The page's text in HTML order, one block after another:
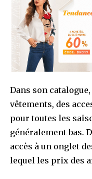
Dans son
vêtements, des
pour toutes les
généralement bas.
accès à un onglet
lequel les prix des